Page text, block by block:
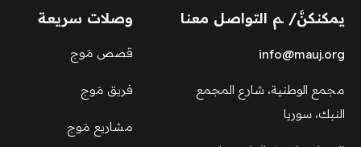
يمكنكنَّ/ ـم التواصل معنا
info@mauj.org
مجمع الوطنية، شارع المجمع
النبك، سوريا
وصلات سريعة
قصص مَوج
فريق مَوج
مشاريع مَوج